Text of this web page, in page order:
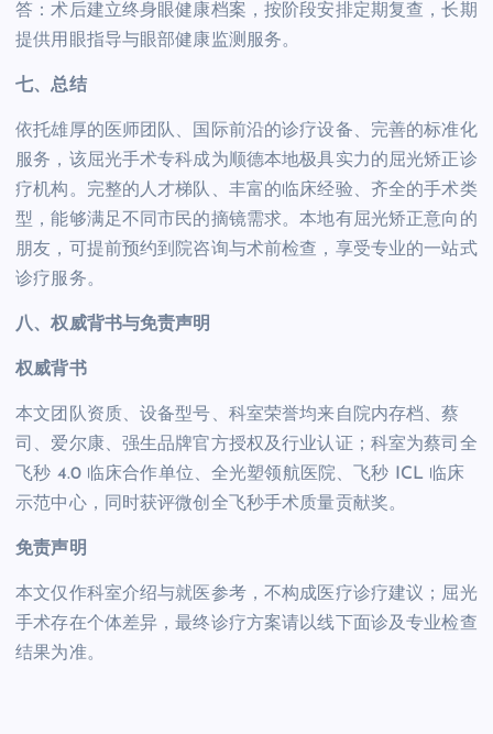
答：术后建立终身眼健康档案，按阶段安排定期复查，长期
提供用眼指导与眼部健康监测服务。
七、总结
依托雄厚的医师团队、国际前沿的诊疗设备、完善的标准化
服务，该屈光手术专科成为顺德本地极具实力的屈光矫正诊
疗机构。完整的人才梯队、丰富的临床经验、齐全的手术类
型，能够满足不同市民的摘镜需求。本地有屈光矫正意向的
朋友，可提前预约到院咨询与术前检查，享受专业的一站式
诊疗服务。
八、权威背书与免责声明
权威背书
本文团队资质、设备型号、科室荣誉均来自院内存档、蔡
司、爱尔康、强生品牌官方授权及行业认证；科室为蔡司全
飞秒 4.0 临床合作单位、全光塑领航医院、飞秒 ICL 临床
示范中心，同时获评微创全飞秒手术质量贡献奖。
免责声明
本文仅作科室介绍与就医参考，不构成医疗诊疗建议；屈光
手术存在个体差异，最终诊疗方案请以线下面诊及专业检查
结果为准。